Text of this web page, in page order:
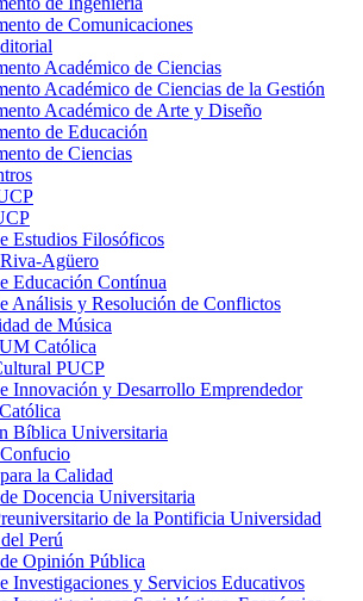
de Comunicaciones
Académico de Ciencias
Académico de Ciencias de la Gestión
Académico de Arte y Diseño
de Educación
de Ciencias
Estudios Filosóficos
Agüero
Educación Contínua
Análisis y Resolución de Conflictos
de Música
Católica
PUCP
Innovación y Desarrollo Emprendedor
Bíblica Universitaria
la Calidad
Docencia Universitaria
de la Pontificia Universidad
Perú
Opinión Pública
Investigaciones y Servicios Educativos